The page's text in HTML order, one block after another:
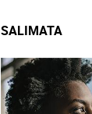
SALIMATA